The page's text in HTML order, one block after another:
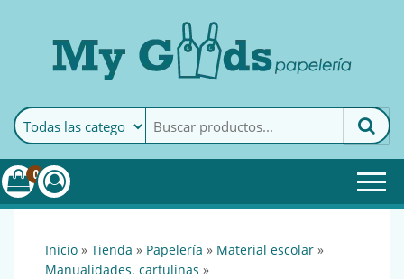
MyGoods · PapeleríaMy Goods es tu papelería
online de confianza. Podrás
encontrar todo lo necesario
0
inicio » tienda » papelería » material escolar »
manualidades. cartulinas »